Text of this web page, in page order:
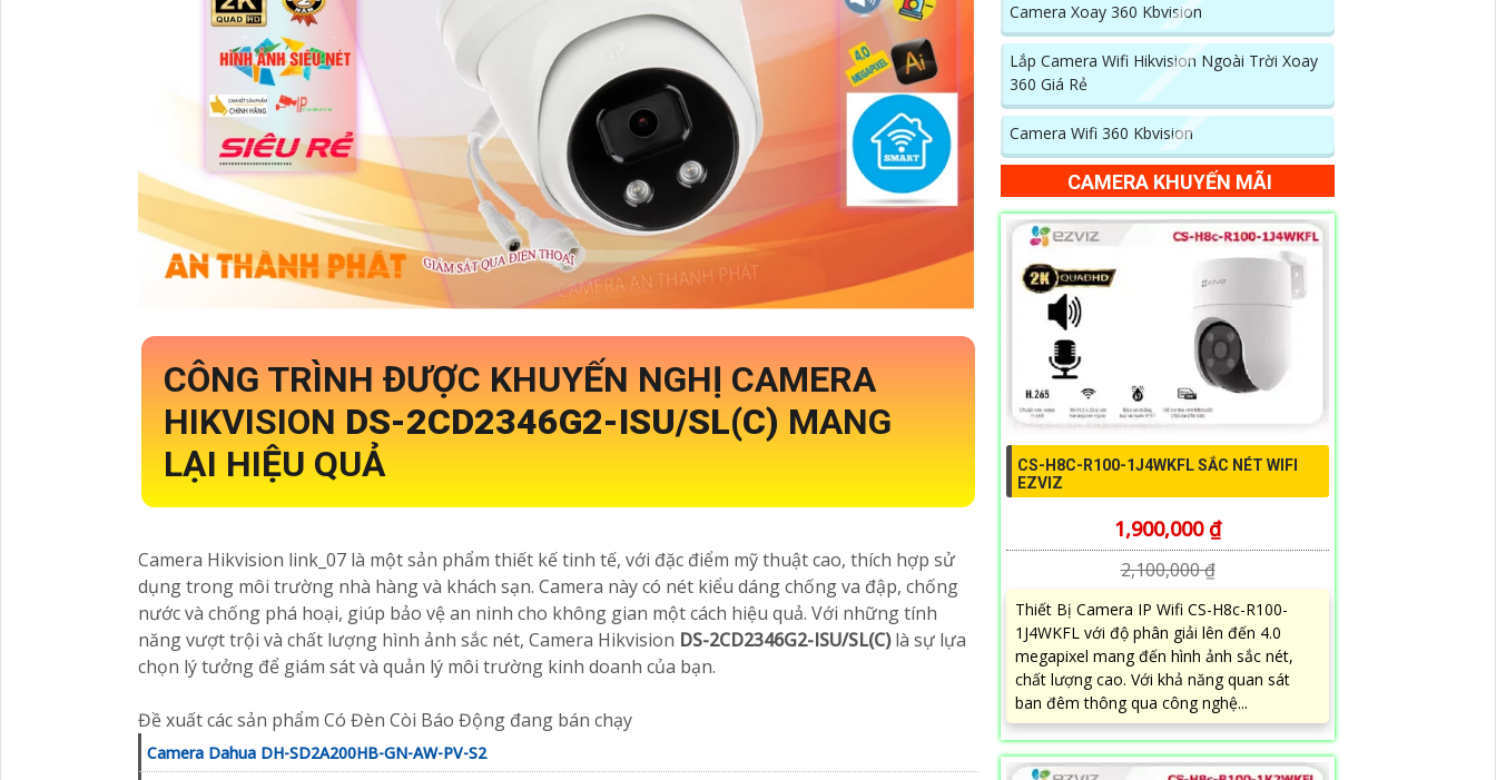
CÔNG TRÌNH ĐƯỢC KHUYẾN NGHỊ CAMERA
HIKVISION DS-2CD2346G2-ISU/SL(C) MANG
LẠI HIỆU QUẢ
Camera Hikvision link_07 là một sản phẩm thiết kế tinh tế, với đặc điểm mỹ thuật cao, thích hợp sử
dụng trong môi trường nhà hàng và khách sạn. Camera này có nét kiểu dáng chống va đập, chống
nước và chống phá hoại, giúp bảo vệ an ninh cho không gian một cách hiệu quả. Với những tính
năng vượt trội và chất lượng hình ảnh sắc nét, Camera Hikvision DS-2CD2346G2-ISU/SL(C)là sự lựa
chọn lý tưởng để giám sát và quản lý môi trường kinh doanh của bạn.
Đề xuất các sản phẩm Có Đèn Còi Báo Động đang bán chạy
Camera Dahua DH-SD2A200HB-GN-AW-PV-S2
Camera Xoay 360 Kbvision
Lắp Camera Wifi Hikvision Ngoài Trời Xoay
360 Giá Rẻ
Camera Wifi 360 Kbvision
CAMERA KHUYẾN MÃI
CS-H8C-R100-1J4WKFL SẮC NÉT WIFI
EZVIZ
1,900,000 ₫
2,100,000 ₫
Thiết Bị Camera IP Wifi CS-H8c-R100-
1J4WKFL với độ phân giải lên đến 4.0
megapixel mang đến hình ảnh sắc nét,
chất lượng cao. Với khả năng quan sát
ban đêm thông qua công nghệ...